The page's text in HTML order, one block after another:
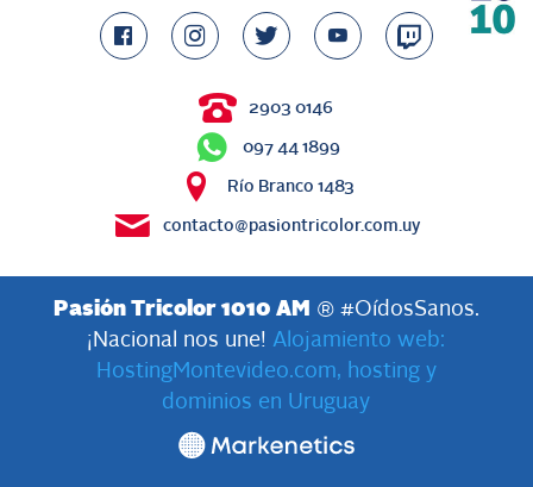
2903 0146
097 44 1899
Río Branco 1483
contacto@pasiontricolor.com.uy
Pasión Tricolor 1010 AM
® #OídosSanos.
¡Nacional nos une! Alojamiento web:
HostingMontevideo.com, hosting y
dominios en Uruguay